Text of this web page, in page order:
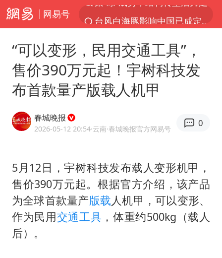
网易号
金饰克价大幅跳涨
多地要求领导干部带头休假
24小时不关空调 电费会更低吗
龚宝冬烈士安葬仪式举行
浙江舟山21条水上客运航线停航
中央气象台发布台风黄色预警
狄龙7300万提前续约值不值
“可以变形，民用交通工具”，
售价390万元起！宇树科技发
布首款量产版载人机甲
春城晚报
2026-05-12 20:54·云南·春城晚报官方网易号
0
5月12日，宇树科技发布载人变形机甲，
售价390万元起。根据官方介绍，该产品
为全球首款量产版载人机甲，可以变形、
作为民用交通工具 ，体重约500kg（载人
后）。